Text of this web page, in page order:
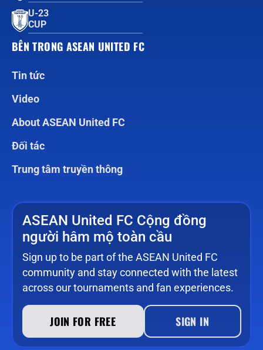
U-23
CUP
BÊN TRONG ASEAN UNITED FC
Tin tức
Video
About ASEAN United FC
Đối tác
Trung tâm truyền thông
ASEAN United FC Cộng đồng
người hâm mộ toàn cầu
Sign up to be part of the ASEAN United FC
community and stay connected with the latest
across our tournaments and fan experiences.
JOIN FOR FREE SIGN IN